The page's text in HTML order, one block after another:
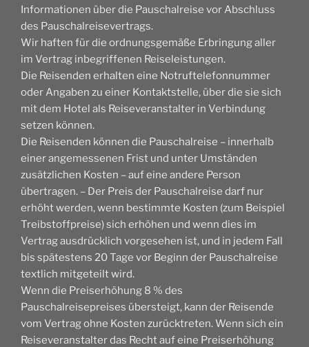
Informationen über die Pauschalreise vor Abschluss
des Pauschalreisevertrags.
Wir haften für die ordnungsgemäße Erbringung aller
im Vertrag inbegriffenen Reiseleistungen.
Die Reisenden erhalten eine Notruftelefonnummer
oder Angaben zu einer Kontaktstelle, über die sie sich
mit dem Hotel als Reiseveranstalter in Verbindung
setzen können.
Die Reisenden können die Pauschalreise – innerhalb
einer angemessenen Frist und unter Umständen
zusätzlichen Kosten – auf eine andere Person
übertragen. – Der Preis der Pauschalreise darf nur
erhöht werden, wenn bestimmte Kosten (zum Beispiel
Treibstoffpreise) sich erhöhen und wenn dies im
Vertrag ausdrücklich vorgesehen ist, und in jedem Fall
bis spätestens 20 Tage vor Beginn der Pauschalreise
textlich mitgeteilt wird.
Wenn die Preiserhöhung 8 % des
Pauschalreisepreises übersteigt, kann der Reisende
vom Vertrag ohne Kosten zurücktreten. Wenn sich ein
Reiseveranstalter das Recht auf eine Preiserhöhung